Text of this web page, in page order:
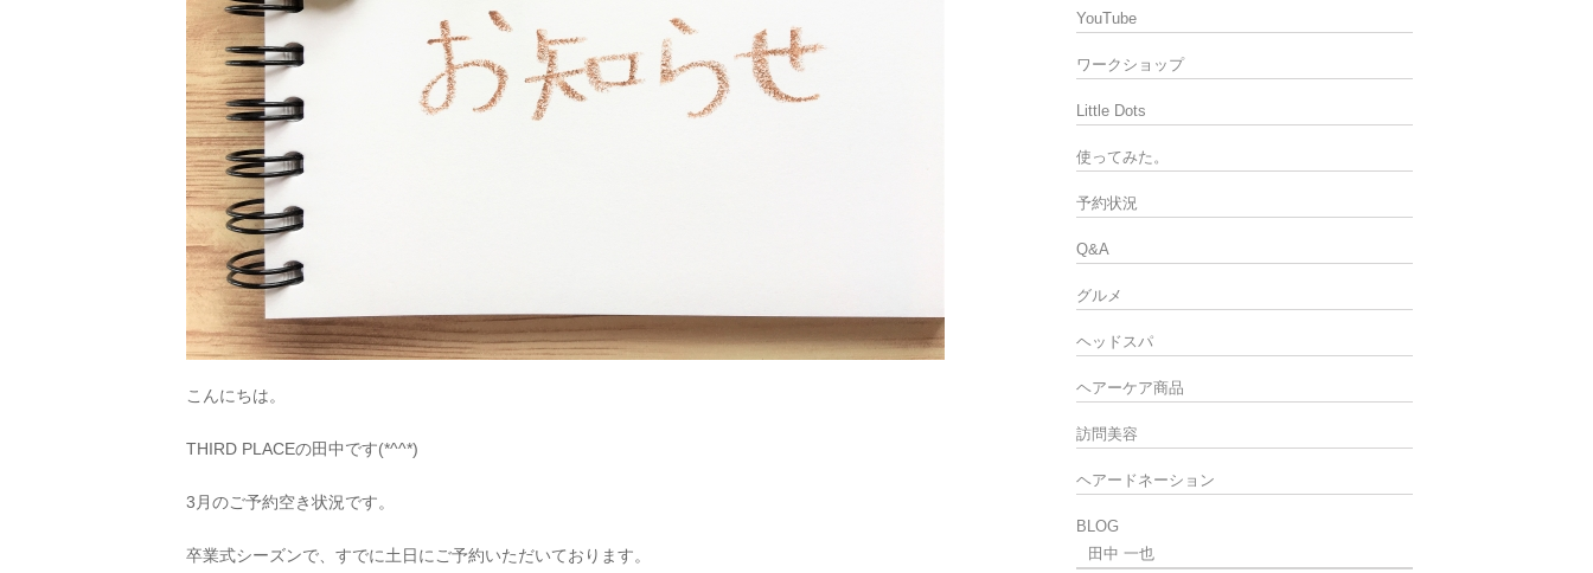
こんにちは。
THIRD PLACEの田中です(*^^*)
3月のご予約空き状況です。
卒業式シーズンで、すでに土日にご予約いただいております。
YouTube
ワークショップ
Little Dots
使ってみた。
予約状況
Q&A
グルメ
ヘッドスパ
ヘアーケア商品
訪問美容
ヘアードネーション
BLOG
田中 一也